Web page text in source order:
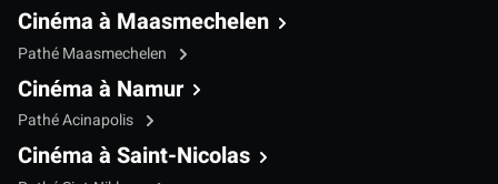
Cinéma à Maasmechelen
Pathé Maasmechelen
Cinéma à Namur
Pathé Acinapolis
Cinéma à Saint-Nicolas